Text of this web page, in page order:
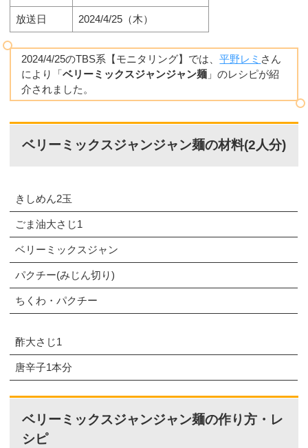
放送日 2024/4/25（木）
2024/4/25のTBS系【モニタリング】では、平野レミ さん
により「ベリーミックスジャンジャン麺 」のレシピが紹
介されました。
ベリーミックスジャンジャン麺の材料(2人分)
きしめん2玉
ごま油大さじ1
ベリーミックスジャン
パクチー(みじん切り)
ちくわ・パクチー
酢大さじ1
唐辛子1本分
ベリーミックスジャンジャン麺の作り方・レ
シピ